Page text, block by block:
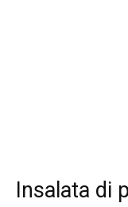
Insalata di